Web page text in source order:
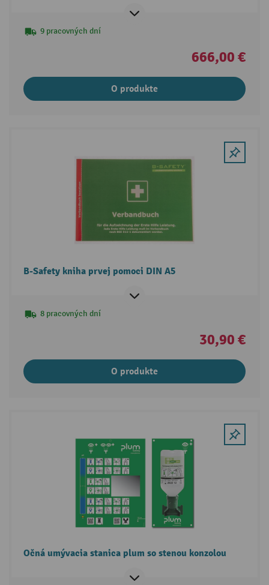
9 pracovných dní
666,00 €
O produkte
B-Safety kniha prvej pomoci DIN A5
8 pracovných dní
30,90 €
O produkte
Očná umývacia stanica plum so stenou konzolou